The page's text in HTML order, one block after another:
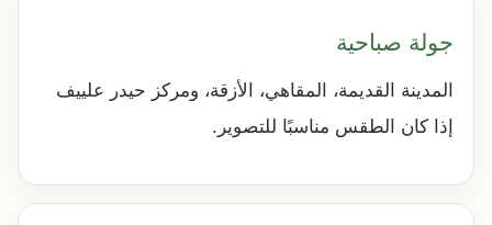
جولة صباحية
المدينة القديمة، المقاهي، الأزقة، ومركز حيدر علييف
إذا كان الطقس مناسبًا للتصوير.